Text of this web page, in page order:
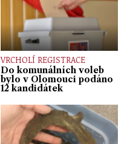
VRCHOLÍ REGISTRACE
Do komunálních voleb
bylo v Olomouci podáno
12 kandidátek